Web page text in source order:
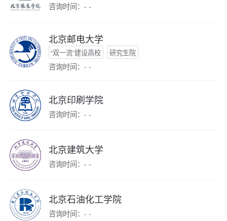
咨询时间：- -
北京邮电大学
“双一流”建设高校 研究生院
咨询时间：- -
北京印刷学院
咨询时间：- -
北京建筑大学
咨询时间：- -
北京石油化工学院
咨询时间：- -